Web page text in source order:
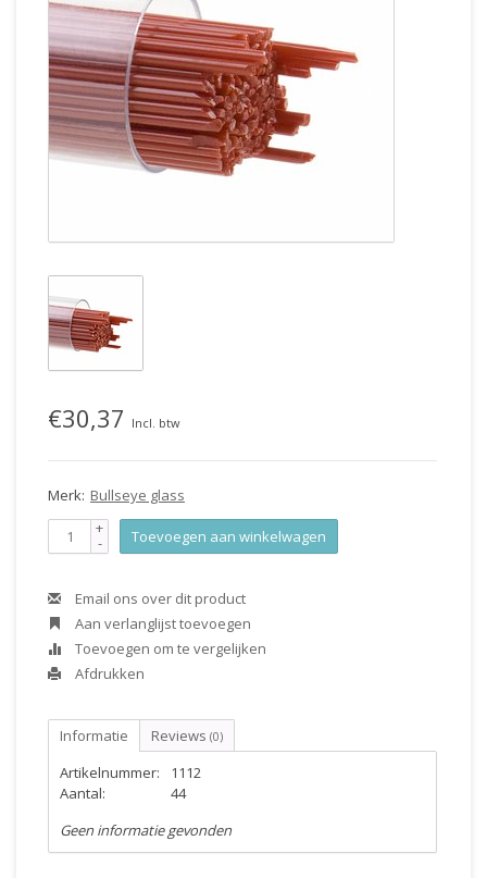
€30,37 Incl. btw
Merk: Bullseye glass
+
- Toevoegen aan winkelwagen
Email ons over dit product
Aan verlanglijst toevoegen
Toevoegen om te vergelijken
Afdrukken
Informatie Reviews (0)
Artikelnummer:
1112
Aantal:
44
Geen informatie gevonden